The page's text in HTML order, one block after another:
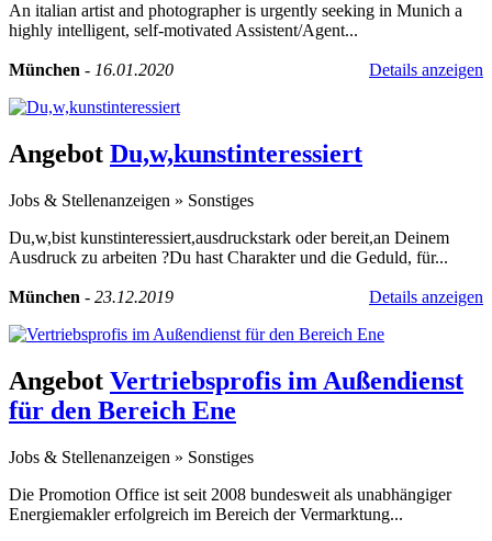
An italian artist and photographer is urgently seeking in Munich a
highly intelligent, self-motivated Assistent/Agent...
München - 16.01.2020 Details anzeigen
Angebot Du,w,kunstinteressiert
Jobs & Stellenanzeigen » Sonstiges
Du,w,bist kunstinteressiert,ausdruckstark oder bereit,an Deinem
Ausdruck zu arbeiten ?Du hast Charakter und die Geduld, für...
München - 23.12.2019 Details anzeigen
Angebot Vertriebsprofis im Außendienst
für den Bereich Ene
Jobs & Stellenanzeigen » Sonstiges
Die Promotion Office ist seit 2008 bundesweit als unabhängiger
Energiemakler erfolgreich im Bereich der Vermarktung...